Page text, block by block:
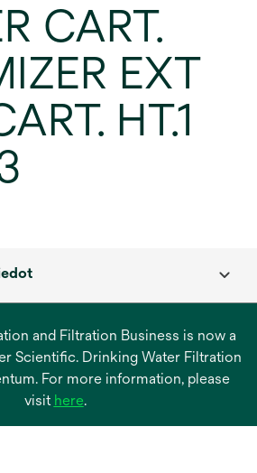
CART.
EXT
HT.1
and Filtration Business is now a
Scientific. Drinking Water Filtration
For more information, please
visit hereopens
.